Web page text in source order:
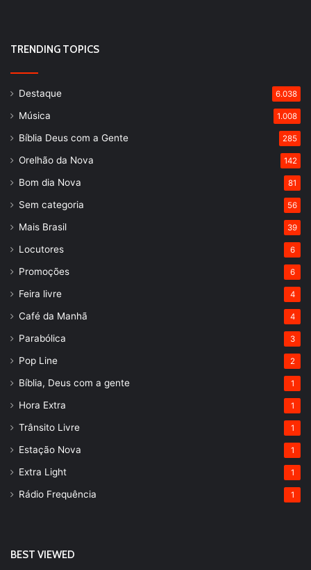
TRENDING TOPICS
Destaque 6.038
Música 1.008
Bíblia Deus com a Gente 285
Orelhão da Nova 142
Bom dia Nova 81
Sem categoria 56
Mais Brasil 39
Locutores 6
Promoções 6
Feira livre 4
Café da Manhã 4
Parabólica 3
Pop Line 2
Bíblia, Deus com a gente 1
Hora Extra 1
Trânsito Livre 1
Estação Nova 1
Extra Light 1
Rádio Frequência 1
BEST VIEWED